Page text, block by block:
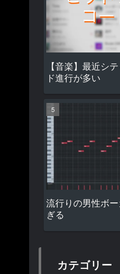
【音楽】最近シ
ド進行が多い
流行りの男性ボ
ぎる
カテゴリー